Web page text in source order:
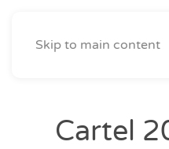
Skip to main content
Cartel